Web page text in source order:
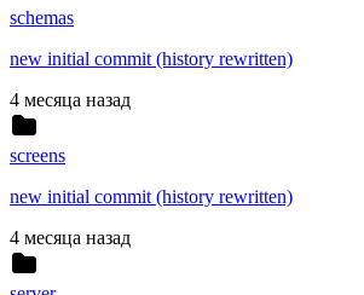
schemas
new initial commit (history rewritten)
4 месяца назад
screens
new initial commit (history rewritten)
4 месяца назад